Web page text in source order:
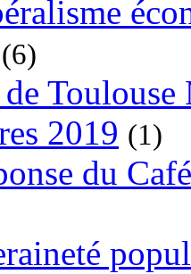
(6)
2019 (1)
du